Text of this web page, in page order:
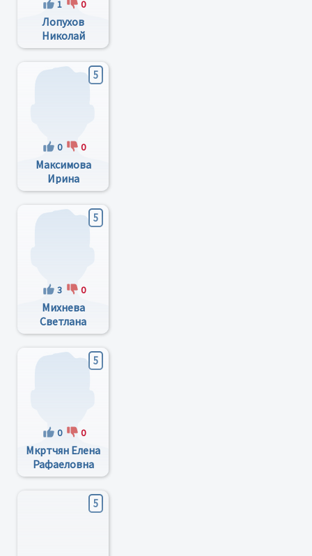
1 0
Лопухов
Николай
Вячеславович
5
0 0
Максимова
Ирина
Васильевна
5
3 0
Михнева
Светлана
Владимировна
5
0 0
Мкртчян Елена
Рафаеловна
5